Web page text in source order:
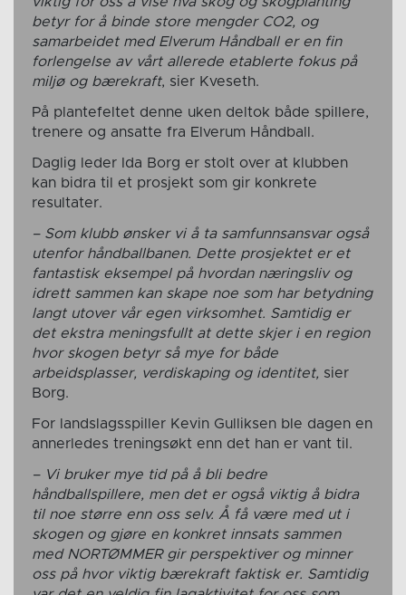
betyr for å binde store mengder CO2, og
samarbeidet med Elverum Håndball er en fin
forlengelse av vårt allerede etablerte fokus på
miljø og bærekraft, sier Kveseth.
På plantefeltet denne uken deltok både spillere,
trenere og ansatte fra Elverum Håndball.
Daglig leder Ida Borg er stolt over at klubben
kan bidra til et prosjekt som gir konkrete
resultater.
– Som klubb ønsker vi å ta samfunnsansvar også
utenfor håndballbanen. Dette prosjektet er et
fantastisk eksempel på hvordan næringsliv og
idrett sammen kan skape noe som har betydning
langt utover vår egen virksomhet. Samtidig er
det ekstra meningsfullt at dette skjer i en region
hvor skogen betyr så mye for både
arbeidsplasser, verdiskaping og identitet, sier
Borg.
For landslagsspiller Kevin Gulliksen ble dagen en
annerledes treningsøkt enn det han er vant til.
– Vi bruker mye tid på å bli bedre
håndballspillere, men det er også viktig å bidra
til noe større enn oss selv. Å få være med ut i
skogen og gjøre en konkret innsats sammen
med NORTØMMER gir perspektiver og minner
oss på hvor viktig bærekraft faktisk er. Samtidig